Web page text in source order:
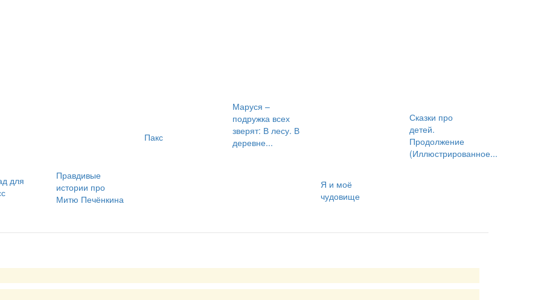
для
Правдивые
истории про
Митю Печёнкина
Пакс
Маруся –
подружка всех
зверят: В лесу. В
деревне...
Я и моё
чудовище
Сказки про
детей.
Продолжение
(Иллюстрированное...